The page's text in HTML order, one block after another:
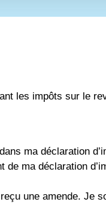
les impôts sur le
ma déclaration
ma déclaration
une amende. Je